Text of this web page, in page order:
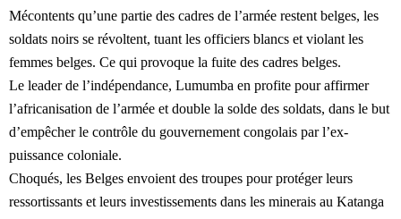
Mécontents qu’une partie des cadres de l’armée restent belges, les
soldats noirs se révoltent, tuant les officiers blancs et violant les
femmes belges. Ce qui provoque la fuite des cadres belges.
Le leader de l’indépendance, Lumumba en profite pour affirmer
l’africanisation de l’armée et double la solde des soldats, dans le but
d’empêcher le contrôle du gouvernement congolais par l’ex-
puissance coloniale.
Choqués, les Belges envoient des troupes pour protéger leurs
ressortissants et leurs investissements dans les minerais au Katanga